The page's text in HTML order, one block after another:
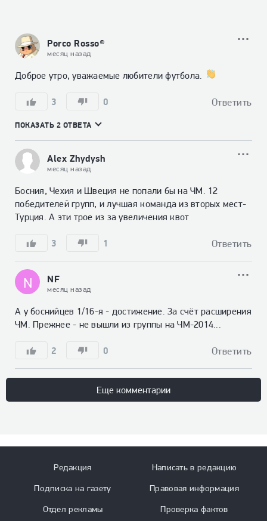
Porco Rosso®
месяц назад
Доброе утро, уважаемые любители футбола.
3 0 Ответить
ПОКАЗАТЬ 2 ОТВЕТА
Alex Zhydysh
месяц назад
Босния, Чехия и Швеция не попали бы на ЧМ. 12
победителей групп, и лучшая команда из вторых мест-
Турция. А эти трое из за увеличения квот
3 1 Ответить
N NF
месяц назад
А у боснийцев 1/16-я - достижение. За счёт расширения
ЧМ. Прежнее - не вышли из группы на ЧМ-2014...
2 0 Ответить
Еще комментарии
Редакция
Подписка на газету
Отдел рекламы
Написать в редакцию
Правовая информация
Проверка фактов